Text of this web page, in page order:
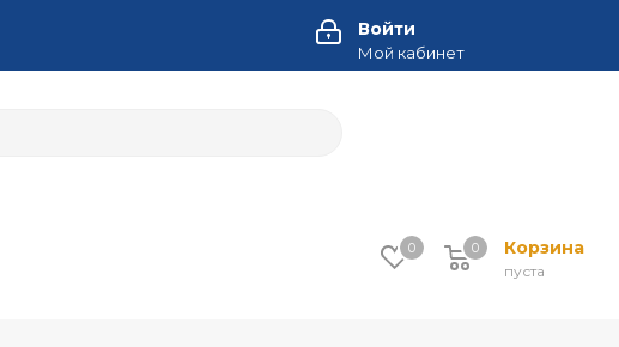
Войти
Мой кабинет
0 Корзина
пуста
0